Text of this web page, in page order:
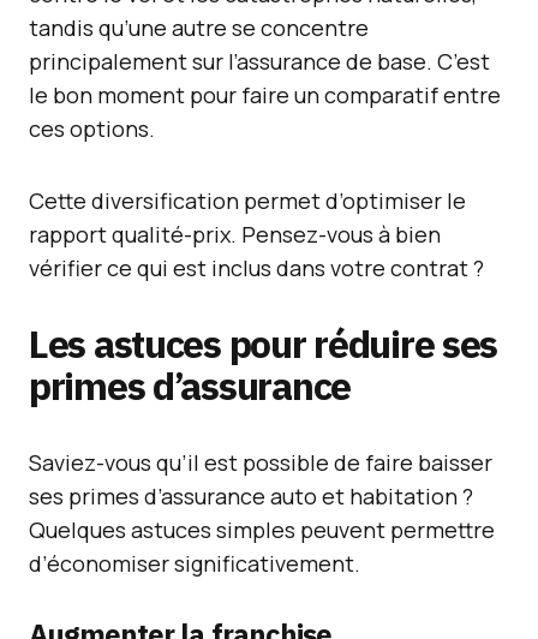
tandis qu’une autre se concentre
principalement sur l’assurance de base. C’est
le bon moment pour faire un comparatif entre
ces options.
Cette diversification permet d’optimiser le
rapport qualité-prix. Pensez-vous à bien
vérifier ce qui est inclus dans votre contrat ?
Les astuces pour réduire ses
primes d’assurance
Saviez-vous qu’il est possible de faire baisser
ses primes d’assurance auto et habitation ?
Quelques astuces simples peuvent permettre
d’économiser significativement.